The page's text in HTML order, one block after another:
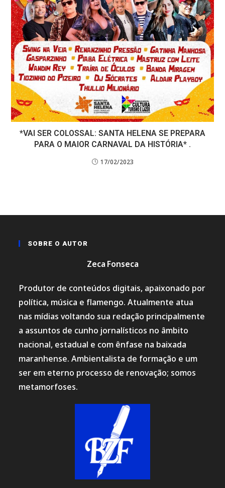
*VAI SER COLOSSAL: SANTA HELENA SE PREPARA
PARA O MAIOR CARNAVAL DA HISTÓRIA* .
17/02/2023
SOBRE O AUTOR
Zeca Fonseca
Produtor de conteúdos digitais, apaixonado por
política, música e flamengo. Atualmente atua
nas mídias voltando sua redação principalmente
a assuntos de cunho jornalísticos no âmbito
nacional, estadual e com ênfase na baixada
maranhense. Ambientalista de formação e um
ser em eterno processo de renovação; somos
metamorfoses.